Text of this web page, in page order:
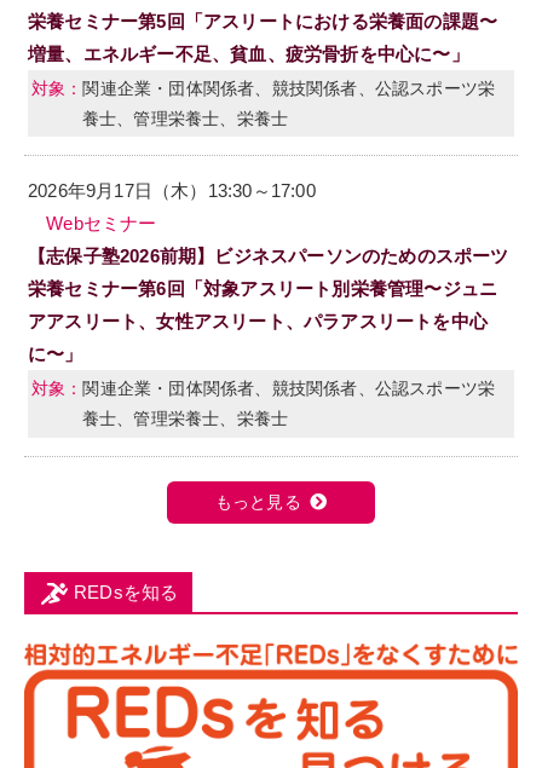
栄養セミナー第5回「アスリートにおける栄養面の課題〜
増量、エネルギー不足、貧血、疲労骨折を中心に〜」
関連企業・団体関係者、競技関係者、公認スポーツ栄
養士、管理栄養士、栄養士
2026年9月17日（木）13:30～17:00
Webセミナー
【志保子塾2026前期】ビジネスパーソンのためのスポーツ
栄養セミナー第6回「対象アスリート別栄養管理〜ジュニ
アアスリート、女性アスリート、パラアスリートを中心
に〜」
関連企業・団体関係者、競技関係者、公認スポーツ栄
養士、管理栄養士、栄養士
もっと見る
REDsを知る